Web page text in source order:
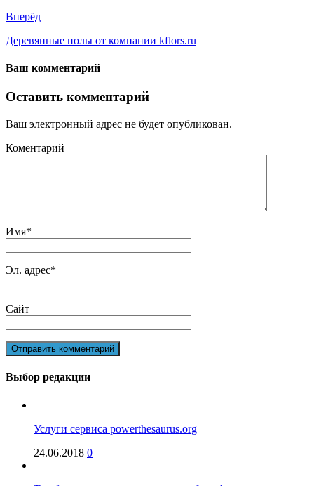
Вперёд
Деревянные полы от компании kflors.ru
Ваш комментарий
Оставить комментарий
Ваш электронный адрес не будет опубликован.
Коментарий
Имя*
Эл. адрес*
Сайт
Выбор редакции
Услуги сервиса powerthesaurus.org
24.06.2018 0